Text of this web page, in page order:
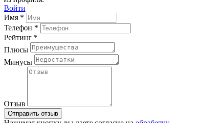
Войти
Имя *
Телефон *
Рейтинг *
Плюсы
Минусы
Отзыв
Отправить отзыв